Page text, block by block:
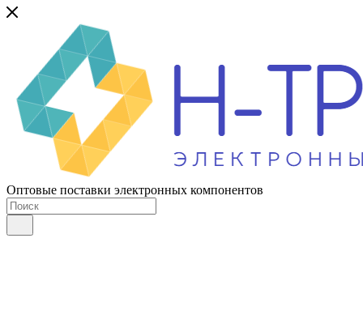
Оптовые поставки электронных компонентов